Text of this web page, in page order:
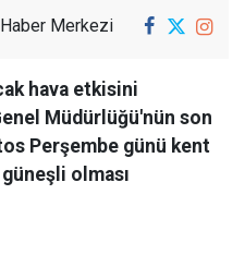
Haber Merkezi
hava etkisini
Müdürlüğü'nün son
Perşembe günü kent
olması